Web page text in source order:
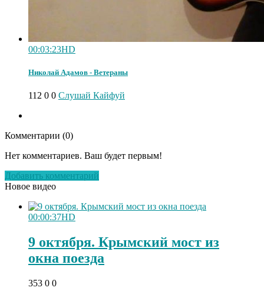
00:03:23HD
Николай Адамов - Ветераны
112 0 0 Слушай Кайфуй
Комментарии (0)
Нет комментариев. Ваш будет первым!
Добавить комментарий
Новое видео
00:00:37HD
9 октября. Крымский мост из
окна поезда
353 0 0